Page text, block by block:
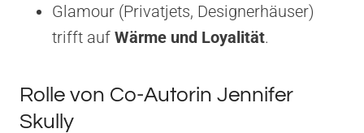
Glamour (Privatjets, Designerhäuser)
trifft auf Wärme und Loyalität.
Rolle von Co-Autorin Jennifer
Skully